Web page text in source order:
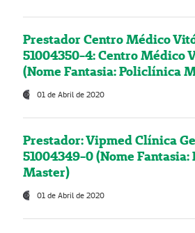
Prestador Centro Médico
51004350-4: Centro Médico
(Nome Fantasia: Policlínica
01 de Abril de 2020
Prestador: Vipmed Clínica
51004349-0 (Nome
Master)
01 de Abril de 2020